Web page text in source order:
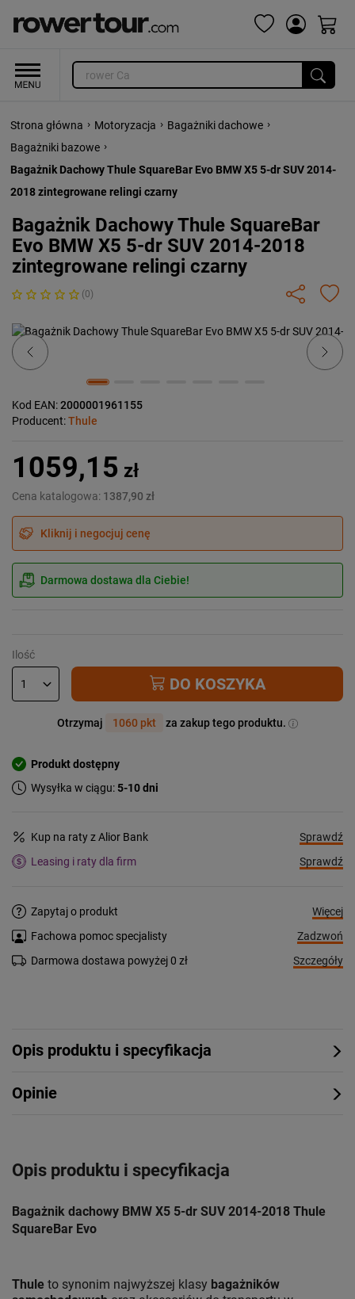
Strona główna › Motoryzacja › Bagażniki dachowe ›
Bagażniki bazowe ›
Bagażnik Dachowy Thule SquareBar Evo BMW X5 5-dr SUV 2014-
2018 zintegrowane relingi czarny
Bagażnik Dachowy Thule SquareBar
Evo BMW X5 5-dr SUV 2014-2018
zintegrowane relingi czarny
(0)
Previous Next
Kod EAN:2000001961155
Producent:Thule
1059,15 zł
Cena katalogowa: 1387,90 zł
Kliknij i negocjuj cenę
Darmowa dostawa dla Ciebie!
Ilość
DO KOSZYKA
Otrzymaj 1060 pkt za zakup tego produktu.
Produkt dostępny
Wysyłka w ciągu:5-10 dni
Kup na raty z Alior Bank
Sprawdź
Leasing i raty dla firm
Sprawdź
Zapytaj o produkt
Więcej
Fachowa pomoc specjalisty
Zadzwoń
Darmowa dostawa powyżej 0 zł
Szczegóły
Opis produktu i specyfikacja
Opinie
Opis produktu i specyfikacja
Bagażnik dachowy BMW X5 5-dr SUV 2014-2018 Thule
SquareBar Evo
Thule to synonim najwyższej klasy bagażników